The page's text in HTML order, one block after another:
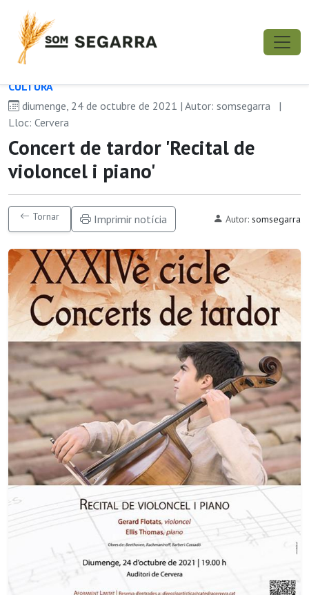
CULTURA
diumenge, 24 de octubre de 2021 | Autor: somsegarra
|
Lloc: Cervera
Concert de tardor 'Recital de
violoncel i piano'
Tornar Imprimir notícia Autor: somsegarra